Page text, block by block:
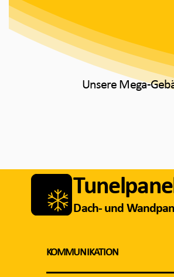
Unsere Mega-
Dach- und
KOMMUNIKATION